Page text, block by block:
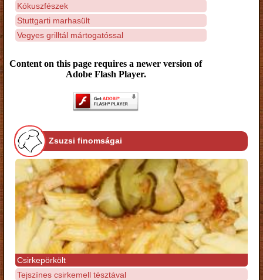
Kókuszfészek
Stuttgarti marhasült
Vegyes grilltál mártogatóssal
Content on this page requires a newer version of
Adobe Flash Player.
Zsuzsi finomságai
Csirkepörkölt
Tejszínes csirkemell tésztával